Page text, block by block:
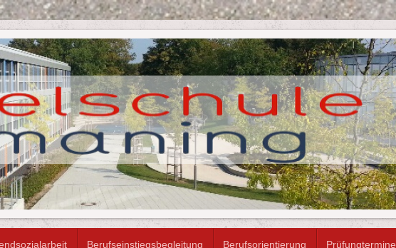
Berufseinstiegsbegleitung Berufsorientierung Prüfungtermine